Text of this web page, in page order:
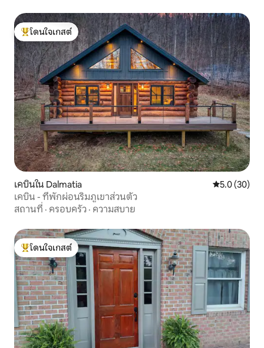
โดนใจเกสต์ที่สุด
โดนใจเกสต์
เคบินใน Dalmatia คะแนนเฉลี่ย
5.0 (30)
เคบิน - ที่พักผ่อนริมภูเขาส่วนตัว
สถานที่ · ครอบครัว · ความสบาย
โดนใจเกสต์ที่สุด
โดนใจเกสต์